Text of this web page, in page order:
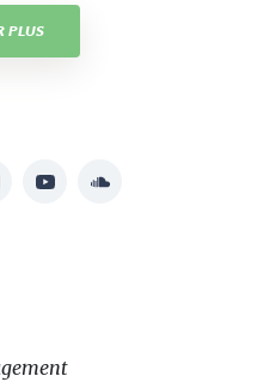
PLUS
YouTubeSoundcloud